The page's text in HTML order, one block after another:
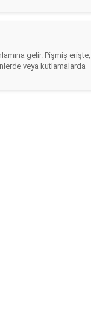
gelir. Pişmiş erişte,
veya kutlamalarda